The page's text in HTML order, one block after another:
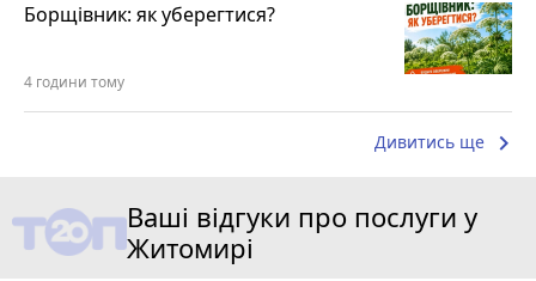
Борщівник: як уберегтися?
4 години тому
Дивитись ще keyboard_arrow_right
Ваші відгуки про послуги у
Житомирі